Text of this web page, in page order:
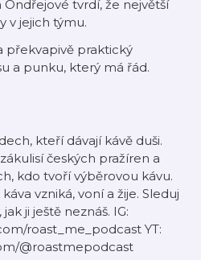
tvrdí, že největší
v jejich týmu.
překvapivě praktický
a punku, který má řád.
kteří dávají kávě duši.
českých pražíren a
kdo tvoří výběrovou kávu.
vzniká, voní a žije. Sleduj
ji ještě neznáš. IG:
roast_me_podcast YT:
@roastmepodcast